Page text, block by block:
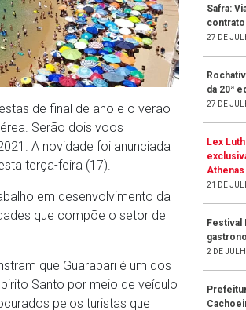
de final de ano e o verão
Serão dois voos
A novidade foi anunciada
terça-feira (17).
em desenvolvimento da
que compõe o setor de
que Guarapari é um dos
Santo por meio de veículo
pelos turistas que
Safra:
contrato
27 DE
da 20ª
27 DE
Lex
Athenas
21 DE
Festival
2 DE